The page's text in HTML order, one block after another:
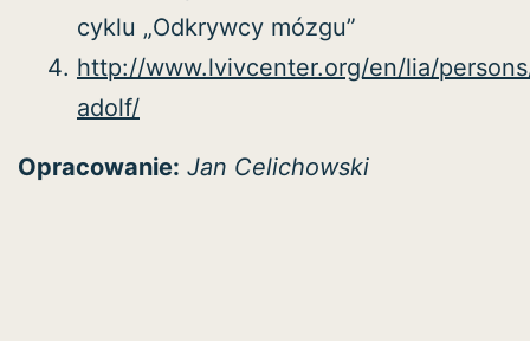
cyklu „Odkrywcy mózgu”
http://www.lvivcenter.org/en/lia/
adolf/
Opracowanie: Jan Celichowski